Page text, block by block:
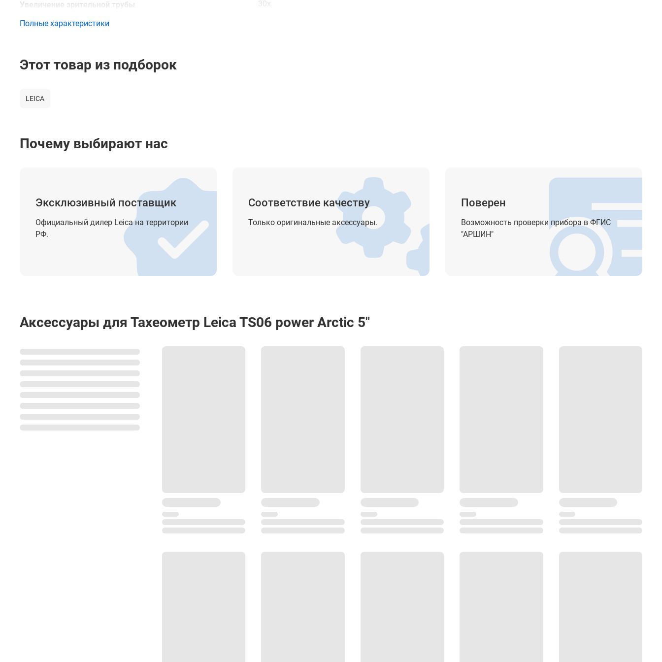
Увеличение зрительной трубы 30x
Клавиатура
Память
Вес прибора, кг
Защита от пыли и влаги
Стандартные прикладные программы
Площадь (Плоскость и Поверхность), Объём 3D,
Косвенные измерения, Недоступная высота,
Скрытая точка, Смещение, Опорная линия, Опорная
дуга, Базовая плоскость, Координатная геометрия,
Дорога 2D, Тахеометрический ход
Дополнительные прикладные программы
Полные характеристики
Этот товар из подборок
LEICA
Почему выбирают нас
Эксклюзивный поставщик
Официальный дилер Leica на территории
РФ.
Соответствие качеству
Только оригинальные аксессуары.
Поверен
Возможность проверки прибора в ФГИС
"АРШИН"
Аксессуары для Тахеометр Leica TS06 power Arctic 5"